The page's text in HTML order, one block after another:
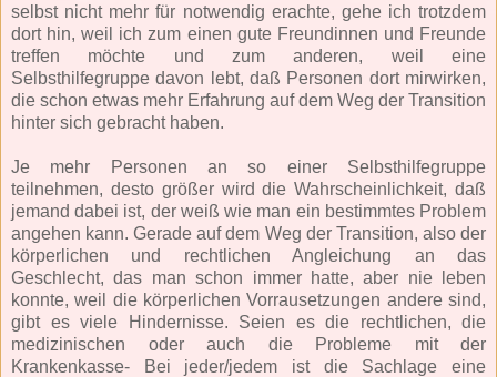
selbst nicht mehr für notwendig erachte, gehe ich trotzdem
dort hin, weil ich zum einen gute Freundinnen und Freunde
treffen möchte und zum anderen, weil eine
Selbsthilfegruppe davon lebt, daß Personen dort mirwirken,
die schon etwas mehr Erfahrung auf dem Weg der Transition
hinter sich gebracht haben.
Je mehr Personen an so einer Selbsthilfegruppe
teilnehmen, desto größer wird die Wahrscheinlichkeit, daß
jemand dabei ist, der weiß wie man ein bestimmtes Problem
angehen kann. Gerade auf dem Weg der Transition, also der
körperlichen und rechtlichen Angleichung an das
Geschlecht, das man schon immer hatte, aber nie leben
konnte, weil die körperlichen Vorrausetzungen andere sind,
gibt es viele Hindernisse. Seien es die rechtlichen, die
medizinischen oder auch die Probleme mit der
Krankenkasse- Bei jeder/jedem ist die Sachlage eine